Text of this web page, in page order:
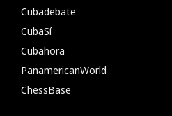
Cubadebate
CubaSí
Cubahora
PanamericanWorld
ChessBase